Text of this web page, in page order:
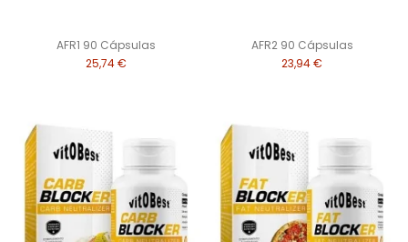
AFR1 90 Cápsulas
25,74 €
AFR2 90 Cápsulas
23,94 €